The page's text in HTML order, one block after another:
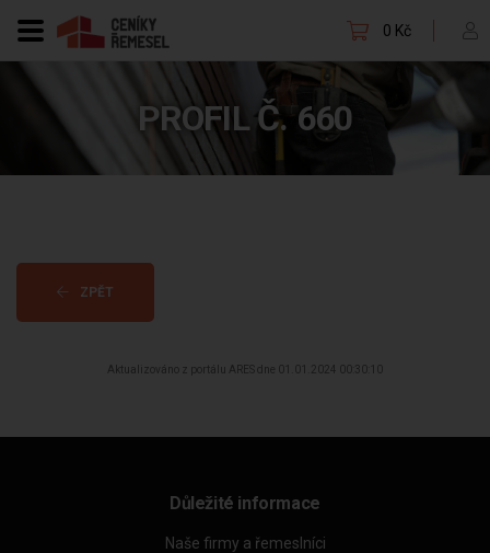
0 Kč
PROFIL Č. 660
ZPĚT
Aktualizováno z portálu ARES dne 01.01.2024 00:30:10
Důležité informace
Naše firmy a řemeslníci